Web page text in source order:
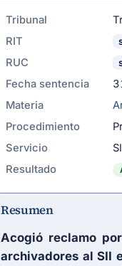
Tribunal
RIT
RUC
Fecha sentencia
Materia
Procedimiento
Servicio
Resultado
Resumen
Acogió reclamo
archivadores al SII